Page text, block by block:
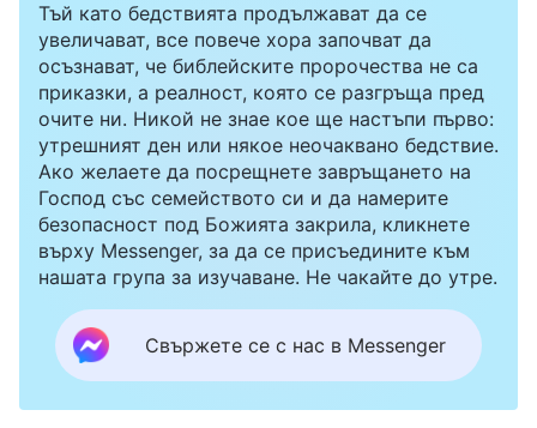
Тъй като бедствията продължават да се
увеличават, все повече хора започват да
осъзнават, че библейските пророчества не са
приказки, а реалност, която се разгръща пред
очите ни. Никой не знае кое ще настъпи първо:
утрешният ден или някое неочаквано бедствие.
Ако желаете да посрещнете завръщането на
Господ със семейството си и да намерите
безопасност под Божията закрила, кликнете
върху Messenger, за да се присъедините към
нашата група за изучаване. Не чакайте до утре.
Свържете се с нас в Messenger